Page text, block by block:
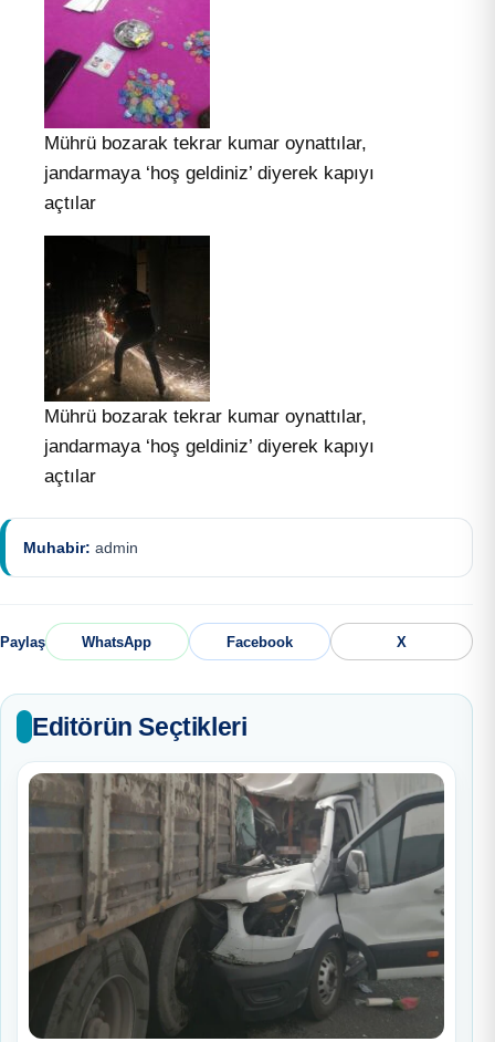
Mührü bozarak tekrar kumar oynattılar,
jandarmaya ‘hoş geldiniz’ diyerek kapıyı
açtılar
Mührü bozarak tekrar kumar oynattılar,
jandarmaya ‘hoş geldiniz’ diyerek kapıyı
açtılar
Muhabir: admin
Paylaş WhatsApp Facebook X
Editörün Seçtikleri